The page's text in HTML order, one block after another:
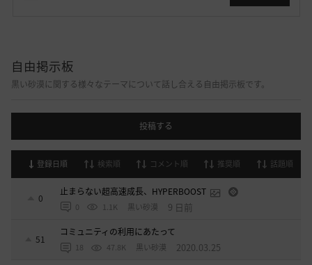
自由掲示板
黒い砂漠に関する様々なテーマについて話し合える自由掲示板です。
投稿する
登録日順 検索順 コメント順 推奨順 話題順
0
止まらない超高速成長、HYPERBOOST
0 1.1K 黒い砂漠 9 日前
51
コミュニティの利用にあたって
18 47.8K 黒い砂漠 2020.03.25